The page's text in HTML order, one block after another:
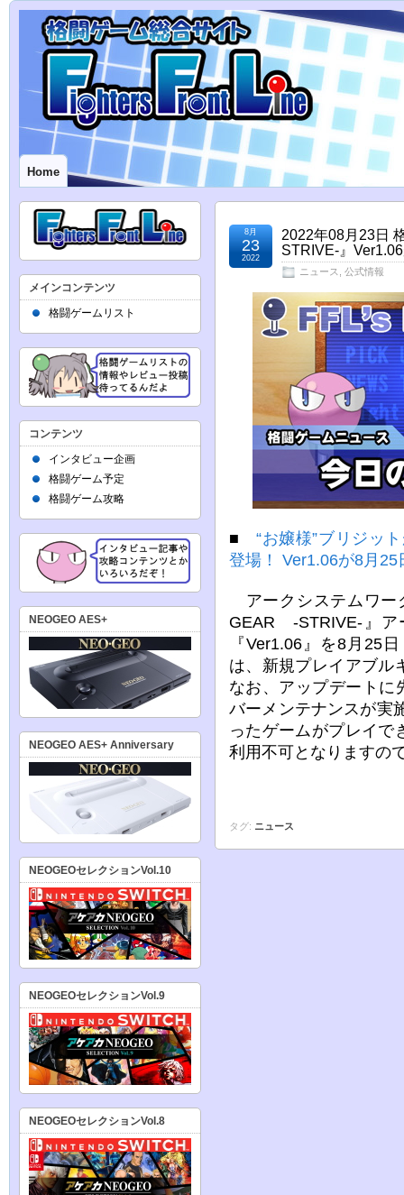
Home
2022年08月23日
STRIVE-』
ニュース 公式情報
8月
23
2022
■“お嬢様”ブリジッ
登場！ Ver1.06が8月25
アークシステムワ
GEAR -STRIVE-』ア
『Ver1.06』を8月25
は、新規プレイアブル
なお、アップデートに
バーメンテナンスが実
ったゲームがプレイで
利用不可となりますの
タグ: ニュース
メインコンテンツ
格闘ゲームリスト
コンテンツ
インタビュー企画
格闘ゲーム予定
格闘ゲーム攻略
NEOGEO AES+
NEOGEO AES+ Anniversary
NEOGEOセレクションVol.10
NEOGEOセレクションVol.9
NEOGEOセレクションVol.8